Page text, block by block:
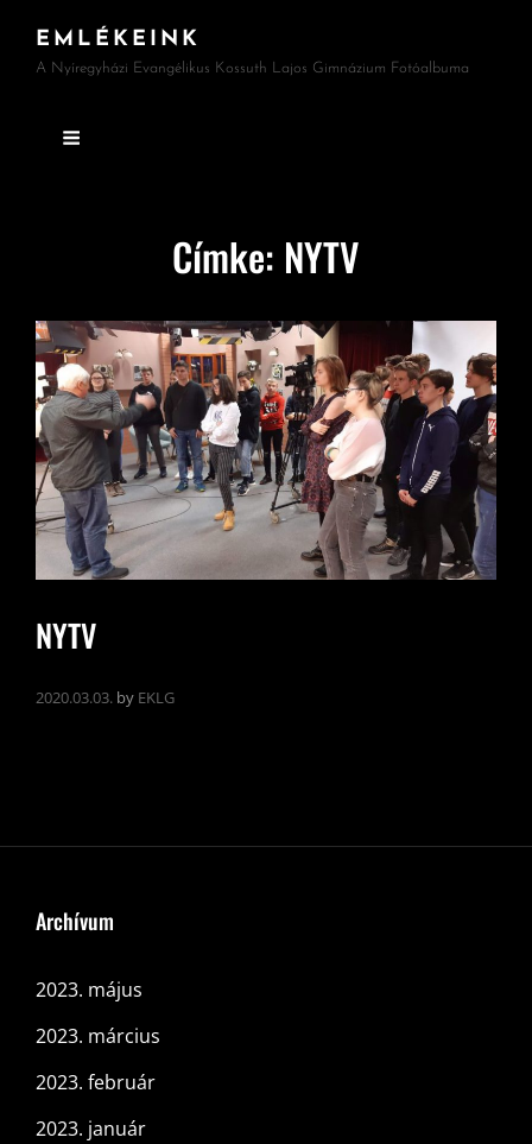
EMLÉKEINK
A Nyíregyházi Evangélikus Kossuth Lajos Gimnázium Fotóalbuma
Címke: NYTV
NYTV
2020.03.03. by EKLG
Archívum
2023. május
2023. március
2023. február
2023. január